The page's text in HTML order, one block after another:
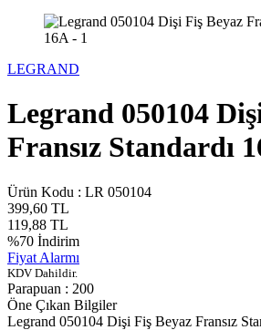
LEGRAND
Legrand 050104
Fransız Standardı
Ürün Kodu : LR 050104
399,60 TL
119,88 TL
%70 İndirim
Fiyat Alarmı
KDV Dahildir.
Parapuan : 200
Öne Çıkan Bilgiler
Legrand 050104 Dişi Fiş Beyaz Fransız